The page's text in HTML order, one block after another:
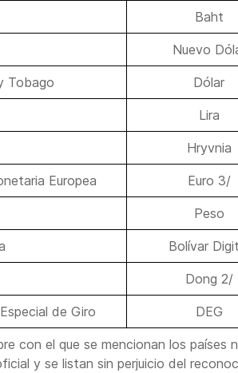
Baht
Nuevo
Tobago Dólar
Lira
Hryvnia
Europea Euro 3/
Peso
Bolívar
Dong 2/
de Giro DEG
con el que se mencionan los países
y se listan sin perjuicio del